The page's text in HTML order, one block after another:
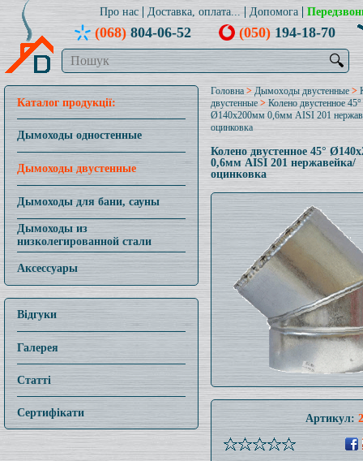
Про нас Доставка, оплата... Допомога
(068)804-06-52 (050)194-18-70
🔍
Каталог продукції:
Дымоходы одностенные
Дымоходы двустенные
Дымоходы для бани, сауны
Дымоходы из
низколегированной стали
Аксессуары
Відгуки
Галерея
Статті
Сертифікати
Головна > Дымоходы двустенные >
двустенные>Колено двустенное 45°
Ø140x200мм 0,6мм AISI 201
оцинковка
Колено двустенное 45°
0,6мм AISI 201 нержавейка/
оцинковка
Артикул: